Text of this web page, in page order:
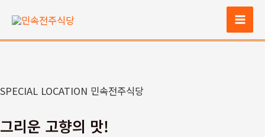
츠
너
기
Main
SPECIAL LOCATION 민속전주식당
그리운 고향의 맛!